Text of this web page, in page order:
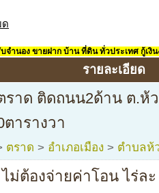
ด
จำนอง ขายฝาก บ้าน ที่ดิน ทั่วประเทศ กู้เงิ
รายละเอียด
าด ติดถนน2ด้าน ต.ห้
ตารางวา
ตราด > อำเภอเมือง > ตำบลห้
ม่ต้องจ่ายค่าโอน ไร่ละ